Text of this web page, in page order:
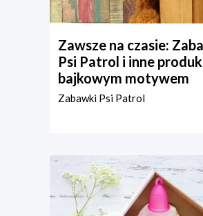
Zawsze na czasie:
Psi Patrol i inne
bajkowym motywem
Zabawki Psi Patrol